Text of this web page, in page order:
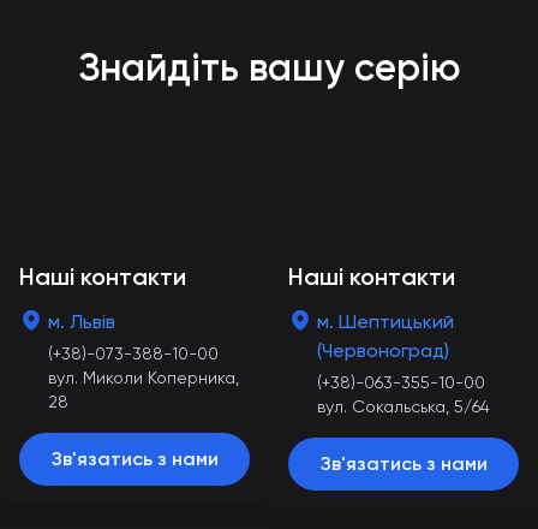
Знайдіть вашу серію
Наші контакти
м. Львів
(+38)-073-388-10-00
вул. Миколи Коперника,
28
Зв'язатись з нами
Наші контакти
м. Шептицький
(Червоноград)
(+38)-063-355-10-00
вул. Сокальська, 5/64
Зв'язатись з нами